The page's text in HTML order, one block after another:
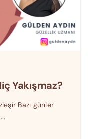
Yakışmaz?
Bazı günler